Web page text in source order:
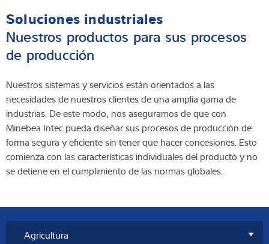
muestra
Soluciones industriales
Nuestros productos para sus procesos
de producción
Nuestros sistemas y servicios están orientados a las
necesidades de nuestros clientes de una amplia gama de
industrias. De este modo, nos aseguramos de que con
Minebea Intec pueda diseñar sus procesos de producción de
forma segura y eficiente sin tener que hacer concesiones. Esto
comienza con las características individuales del producto y no
se detiene en el cumplimiento de las normas globales.